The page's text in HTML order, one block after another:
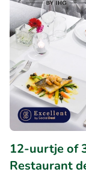
12-uurtje of
Restaurant